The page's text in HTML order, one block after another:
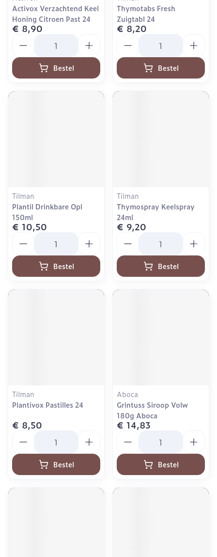
Activox Verzachtend Keel
Honing Citroen Past 24
€ 8,90
Bestel
Thymotabs Fresh
Zuigtabl 24
€ 8,20
Bestel
Tilman
Plantil Drinkbare Opl
150ml
€ 10,50
Bestel
Tilman
Thymospray Keelspray
24ml
€ 9,20
Bestel
Tilman
Plantivox Pastilles 24
€ 8,50
Bestel
Aboca
Grintuss Siroop Volw
180g Aboca
€ 14,83
Bestel